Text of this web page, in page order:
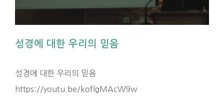
성경에 대한 우리의 믿음
성경에 대한 우리의 믿음
https://youtu.be/koflgMAcW9w